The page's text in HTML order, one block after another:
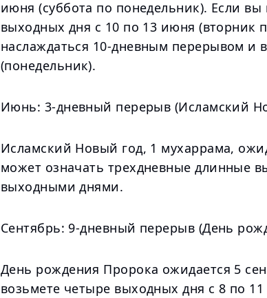
июня (суббота по понедельник). Если
выходных дня с 10 по 13 июня (вторник
наслаждаться 10-дневным перерывом и
(понедельник).
Июнь: 3-дневный перерыв (Исламский
Исламский Новый год, 1 мухаррама,
может означать трехдневные длинные
выходными днями.
Сентябрь: 9-дневный перерыв (День
День рождения Пророка ожидается 5
возьмете четыре выходных дня с 8 по